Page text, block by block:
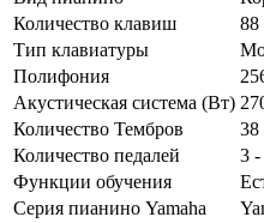
Количество клавиш
88
Тип клавиатуры
Полифония
Акустическая система (Вт)
Количество Тембров
38
Количество педалей
3 -
Функции обучения
Серия пианино Yamaha